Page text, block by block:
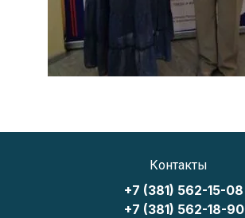
Контакты
+7 (381) 562-15-08
+7 (381) 562-18-90